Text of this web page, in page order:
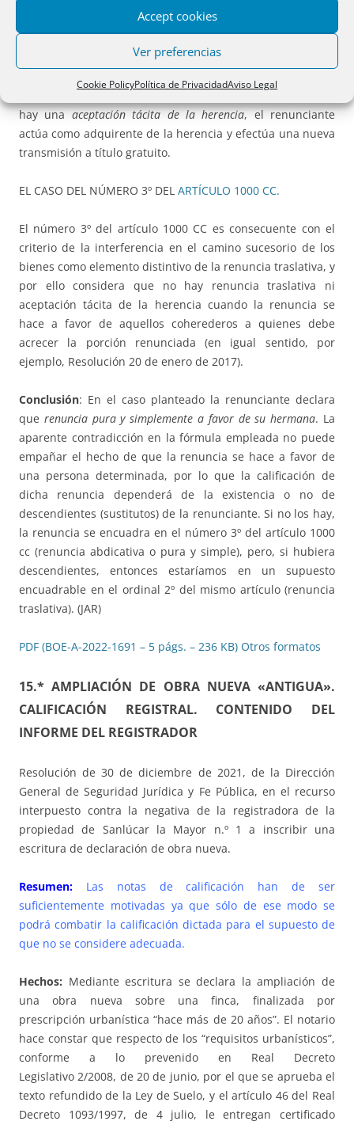
Accept cookies
Ver preferencias
Cookie PolicyPolítica de PrivacidadAviso Legal
artículo 1000 número 2º CC. En este sentido, por
ejemplo, STS 516/2010, de 20 de julio de 2010 y Resolución
de 27 de febrero de 2013.
hay unaaceptación tácita de la herencia, el renunciante
actúa como adquirente de la herencia y efectúa una nueva
transmisión a título gratuito.
EL CASO DEL NÚMERO 3º DEL ARTÍCULO 1000 CC.
El número 3º del artículo 1000 CC es consecuente con el
criterio de la interferencia en el camino sucesorio de los
bienes como elemento distintivo de la renuncia traslativa, y
por ello considera que no hay renuncia traslativa ni
aceptación tácita de la herencia cuando la renuncia se
hace a favor de aquellos coherederos a quienes debe
acrecer la porción renunciada (en igual sentido, por
ejemplo, Resolución 20 de enero de 2017).
Conclusión: En el caso planteado la renunciante declara
que renuncia pura y simplemente a favor de su hermana. La
aparente contradicción en la fórmula empleada no puede
empañar el hecho de que la renuncia se hace a favor de
una persona determinada, por lo que la calificación de
dicha renuncia dependerá de la existencia o no de
descendientes (sustitutos) de la renunciante. Si no los hay,
la renuncia se encuadra en el número 3º del artículo 1000
cc (renuncia abdicativa o pura y simple), pero, si hubiera
descendientes, entonces estaríamos en un supuesto
encuadrable en el ordinal 2º del mismo artículo (renuncia
traslativa). (JAR)
PDF (BOE-A-2022-1691 – 5 págs. – 236 KB) Otros formatos
15.* AMPLIACIÓN DE OBRA NUEVA «ANTIGUA».
CALIFICACIÓN REGISTRAL. CONTENIDO DEL
INFORME DEL REGISTRADOR
Resolución de 30 de diciembre de 2021, de la Dirección
General de Seguridad Jurídica y Fe Pública, en el recurso
interpuesto contra la negativa de la registradora de la
propiedad de Sanlúcar la Mayor n.º 1 a inscribir una
escritura de declaración de obra nueva.
Resumen:
Las notas de calificación han de ser
suficientemente motivadas ya que sólo de ese modo se
podrá combatir la calificación dictada para el supuesto de
que no se considere adecuada.
Hechos: Mediante escritura se declara la ampliación de
una obra nueva sobre una finca, finalizada por
prescripción urbanística “hace más de 20 años”. El notario
hace constar que respecto de los “requisitos urbanísticos”,
conforme a lo prevenido en Real Decreto
Legislativo 2/2008, de 20 de junio, por el que se aprueba el
texto refundido de la Ley de Suelo, y el artículo 46 del Real
Decreto 1093/1997, de 4 julio, le entregan certificado